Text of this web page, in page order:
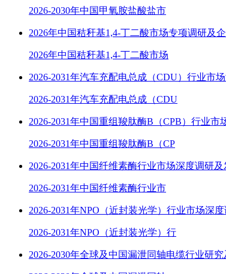
2026-2030年中国甲氧胺盐酸盐市
2026年中国秸秆基1,4-丁二酸市场专项调研及
2026年中国秸秆基1,4-丁二酸市场
2026-2031年汽车充配电总成（CDU）行业市
2026-2031年汽车充配电总成（CDU
2026-2031年中国重组羧肽酶B（CPB）行业市
2026-2031年中国重组羧肽酶B（CP
2026-2031年中国纤维素酶行业市场深度调研
2026-2031年中国纤维素酶行业市
2026-2031年NPO（近封装光学）行业市场深
2026-2031年NPO（近封装光学）行
2026-2030年全球及中国漏泄同轴电缆行业研